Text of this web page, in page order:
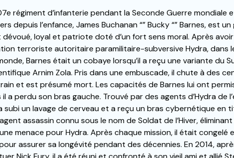
régiment d’infanterie pendant la Seconde Guerre mondiale
depuis l’enfance, James Buchanan “” Bucky “” Barnes, est
loyal et patriote doté d’un fort sens moral. Après
terroriste autoritaire paramilitaire-subversive Hydra, dans
Barnes était un cobaye lorsqu’il a reçu une variante du
Arnim Zola. Pris dans une embuscade, il chute à des
et est présumé mort. Les capacités de Barnes lui ont
il a perdu son bras gauche. Trouvé par des agents d’Hydra de
subi un lavage de cerveau et a reçu un bras cybernétique en
assassin connu sous le nom de Soldat de l’Hiver,
menace pour Hydra. Après chaque mission, il était congelé
assurer sa longévité pendant des décennies. En 2014,